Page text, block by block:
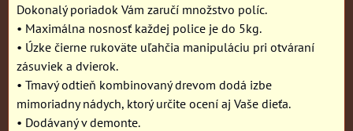
Dokonalý poriadok Vám zaručí množstvo políc.
• Maximálna nosnosť každej police je do 5kg.
• Úzke čierne rukoväte uľahčia manipuláciu pri otváraní
zásuviek a dvierok.
• Tmavý odtieň kombinovaný drevom dodá izbe
mimoriadny nádych, ktorý určite ocení aj Vaše dieťa.
• Dodávaný v demonte.